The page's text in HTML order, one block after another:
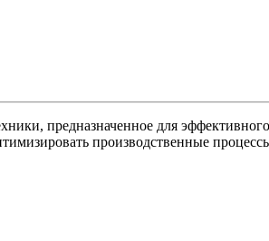
предназначенное для
производственные